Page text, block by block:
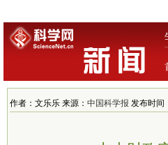
作者：文乐乐 来源： 中国科学报 发布时间